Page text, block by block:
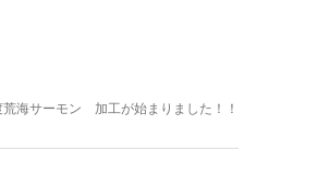
海サーモン 加工が始まりました！！